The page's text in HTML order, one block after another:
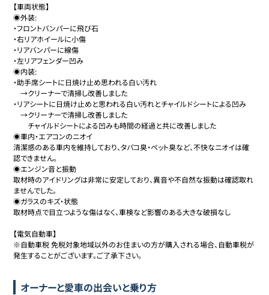
【車両状態】
◉外装:
・フロントバンパーに飛び石
・右リアホイールに小傷
・リアバンパーに線傷
・左リアフェンダー凹み
◉内装:
・助手席シートに日焼け止め思われる白い汚れ
→クリーナーで清掃し改善しました
・リアシートに日焼け止めと思われる白い汚れとチャイルドシートによる凹み
→クリーナーで清掃し改善しました
チャイルドシートによる凹みも時間の経過と共に改善しました
◉車内・エアコンのニオイ
清潔感のある車内を維持しており、タバコ臭・ペット臭など、不快なニオイは確
認できません。
◉エンジン音と振動
取材時のアイドリングは非常に安定しており、異音や不自然な振動は確認取れ
ませんでした。
◉ガラスのキズ・状態
取材時点で目立つような傷はなく、車検など影響のある大きな破損なし
【電気自動車】
※自動車税 免税対象地域以外のお住まいの方が購入される場合、自動車税が
発生することがございます。ご了承下さい。
オーナーと愛車の出会いと乗り方